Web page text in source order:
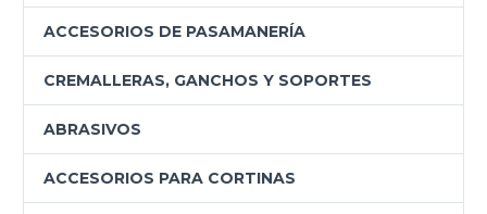
ACCESORIOS DE PASAMANERÍA
CREMALLERAS, GANCHOS Y SOPORTES
ABRASIVOS
ACCESORIOS PARA CORTINAS